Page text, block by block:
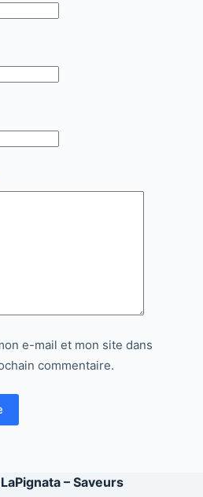
e-mail et mon site dans
commentaire.
– Saveurs